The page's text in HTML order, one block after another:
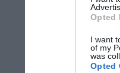
Opted
I want
of my
was
Opted
Camere
Design hotel